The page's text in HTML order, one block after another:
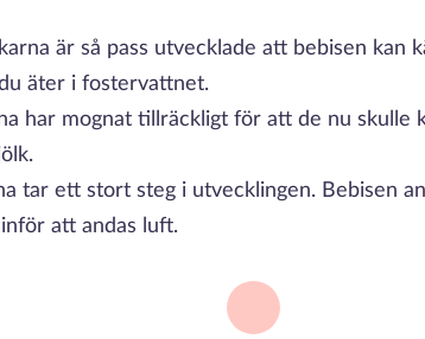
är så pass utvecklade att bebisen kan
äter i fostervattnet.
har mognat tillräckligt för att de nu skulle
tar ett stort steg i utvecklingen. Bebisen
att andas luft.